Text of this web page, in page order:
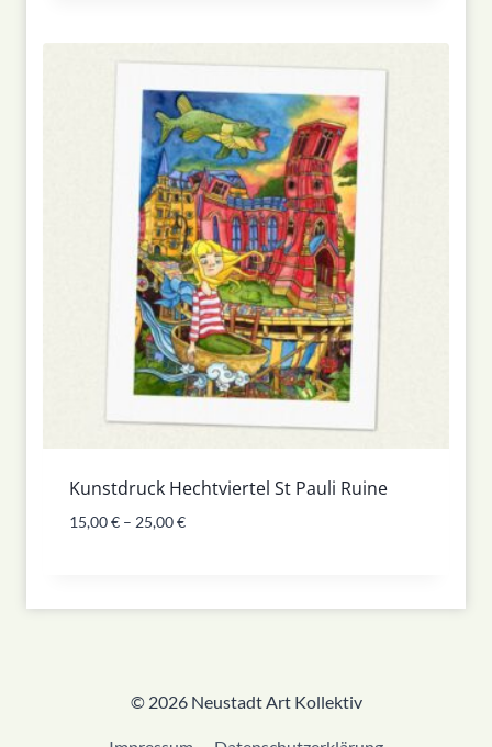
Kunstdruck Hechtviertel St Pauli Ruine
15,00€ – 25,00€
© 2026 Neustadt Art Kollektiv